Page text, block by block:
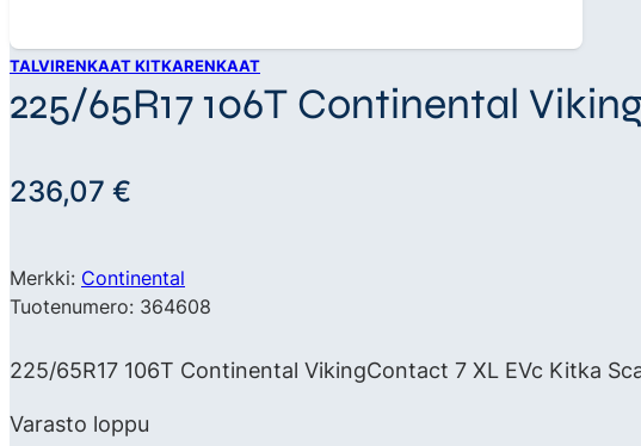
TALVIRENKAAT KITKARENKAAT
225/65R17 106T Continental
236,07 €
Merkki: Continental
Tuotenumero: 364608
225/65R17 106T Continental VikingContact 7 XL EVc Kitka
Varasto loppu